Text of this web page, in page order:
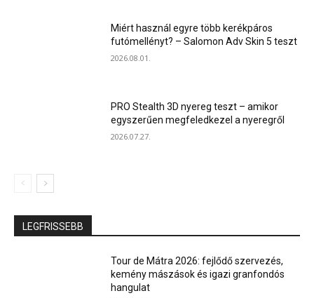
Miért használ egyre több kerékpáros
futómellényt? – Salomon Adv Skin 5 teszt
2026.08.01.
PRO Stealth 3D nyereg teszt – amikor
egyszerűen megfeledkezel a nyeregről
2026.07.27.
LEGFRISSEBB
Tour de Mátra 2026: fejlődő szervezés,
kemény mászások és igazi granfondós
hangulat